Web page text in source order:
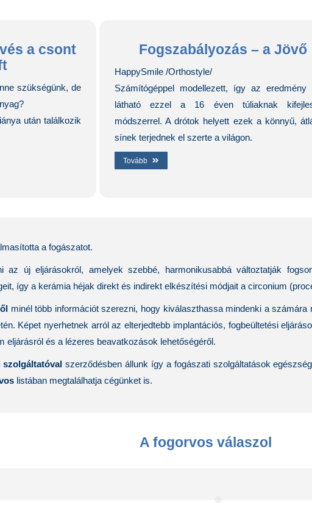
a csont
szükségünk, de
után találkozik
Fogszabályozás – a Jövő
HappySmile /Orthostyle/
Számítógéppel modellezett, így az eredmény
látható ezzel a 16 éven túliaknak
módszerrel. A drótok helyett ezek a könnyű,
sínek terjednek el szerte a világon.
Tovább
a fogászatot.
az új eljárásokról, amelyek szebbé, harmonikusabbá változtatják
így a kerámia héjak direkt és indirekt elkészítési módjait a circonium
minél több információt szerezni, hogy kiválaszthassa mindenki a
Képet nyerhetnek arról az elterjedtebb implantációs, fogbeültetési
eljárásról és a lézeres beavatkozások lehetőségéről.
szolgáltatóval szerződésben állunk így a fogászati szolgáltatások
listában megtalálhatja cégünket is.
A fogorvos válaszol